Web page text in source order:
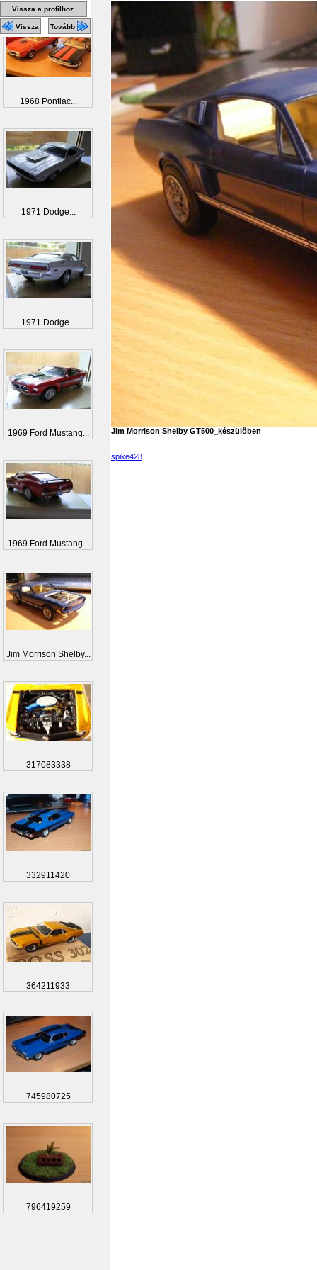
Jim Morrison Shelby GT500_készülőben
spike428
Vissza a profilhoz
Vissza Tovább
1968 Pontiac...
1971 Dodge...
1971 Dodge...
1969 Ford Mustang...
1969 Ford Mustang...
Jim Morrison Shelby...
317083338
332911420
364211933
745980725
796419259